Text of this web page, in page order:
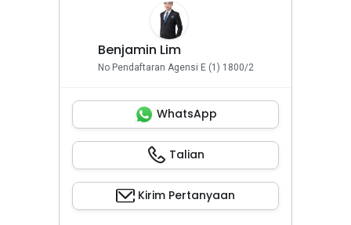
Benjamin Lim
No Pendaftaran Agensi E (1) 1800/2
WhatsApp
Talian
Kirim Pertanyaan